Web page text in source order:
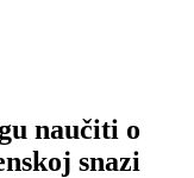
naučiti o
snazi